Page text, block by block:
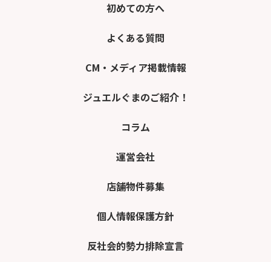
初めての方へ
よくある質問
CM・メディア掲載情報
ジュエルぐまのご紹介！
コラム
運営会社
店舗物件募集
個人情報保護方針
反社会的勢力排除宣言